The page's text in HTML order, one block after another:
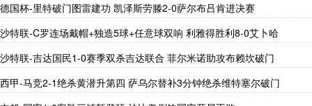
德国杯-里特破门图雷建功 凯泽斯劳滕2-0萨尔布吕肯进决赛
沙特联-C罗连场戴帽+独造5球+任意球双响 利雅得胜利8-0艾卜哈
沙特联-吉达国民1-0赛季双杀吉达联合 菲尔米诺助攻布赖坎破门
西甲-马竞2-1绝杀黄潜升第四 萨乌尔替补3分钟绝杀维特塞尔破门